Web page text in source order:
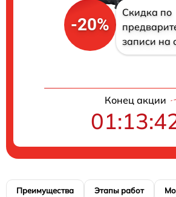
-20%
Скидка по
записи на
Конец акции
Преимущества Этапы работ